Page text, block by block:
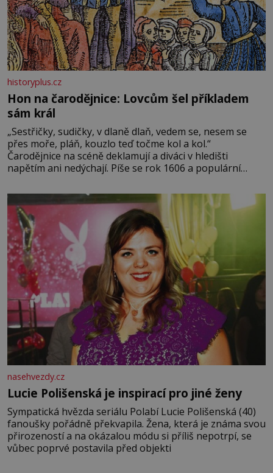
historyplus.cz
Hon na čarodějnice: Lovcům šel příkladem
sám král
„Sestřičky, sudičky, v dlaně dlaň, vedem se, nesem se
přes moře, pláň, kouzlo teď točme kol a kol.“
Čarodějnice na scéně deklamují a diváci v hledišti
napětím ani nedýchají. Píše se rok 1606 a populární
Tragédii o Macbethovi. Napsal ji pro krále Jakuba I., jenž
v roce 1603 vystřídal
nasehvezdy.cz
Lucie Polišenská je inspirací pro jiné ženy
Sympatická hvězda seriálu Polabí Lucie Polišenská (40)
fanoušky pořádně překvapila. Žena, která je známa svou
přirozeností a na okázalou módu si příliš nepotrpí, se
vůbec poprvé postavila před objekti